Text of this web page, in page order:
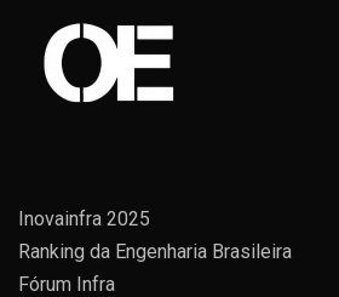
Inovainfra 2025
Ranking da Engenharia Brasileira
Fórum Infra